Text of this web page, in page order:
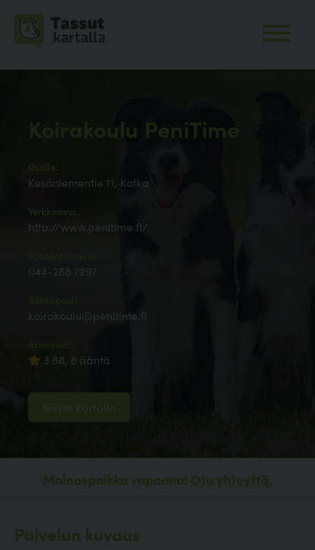
Koirakoulu PeniTime
Kesäniementie 11, Kotka
Verkkosivu:
http://www.penitime.fi/
044-288 7297
koirakoulu@penitime.fi
3.88, 8 ääntä
Näytä kartalla
Mainospaikka vapaana! Ota yhteyttä.
Palvelun kuvaus